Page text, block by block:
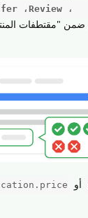
ضمن "مقتطفات
أو